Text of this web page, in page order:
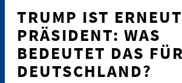
TRUMP IST
PRÄSIDENT: WAS
BEDEUTET DAS FÜR
DEUTSCHLAND?